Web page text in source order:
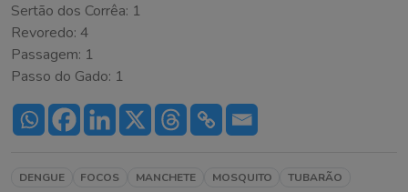
Sertão dos Corrêa: 1
Revoredo: 4
Passagem: 1
Passo do Gado: 1
DENGUE FOCOS MANCHETE MOSQUITO TUBARÃO